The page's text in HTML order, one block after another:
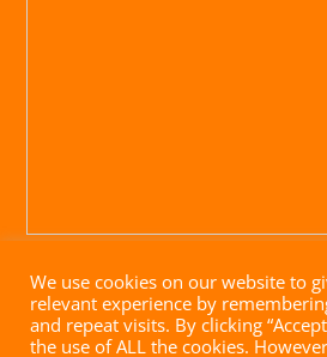
We use cookies on our website to
relevant experience by
and repeat visits. By clicking
the use of ALL the cookies.